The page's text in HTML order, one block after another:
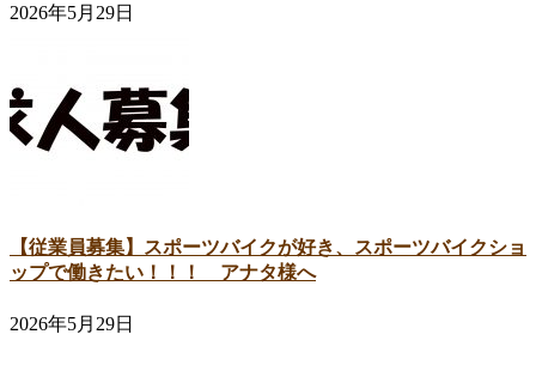
2026年5月29日
【従業員募集】スポーツバイクが好き、スポーツバイクショ
ップで働きたい！！！ アナタ様へ
2026年5月29日